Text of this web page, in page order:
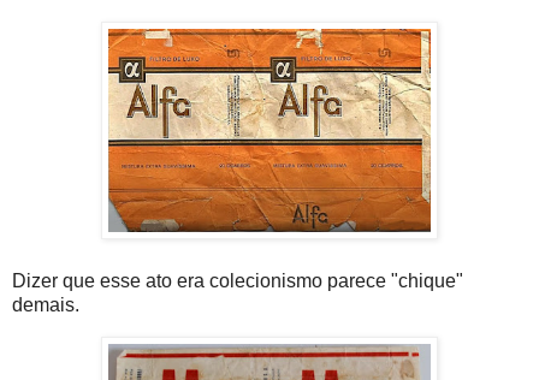
Dizer que esse ato era colecionismo parece "chique"
demais.